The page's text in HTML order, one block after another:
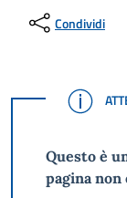
Condividi
Questo è
pagina non